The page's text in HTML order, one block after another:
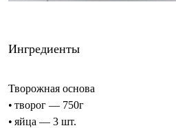
Ингредиенты
Творожная основа
• творог — 750г
• яйца — 3 шт.